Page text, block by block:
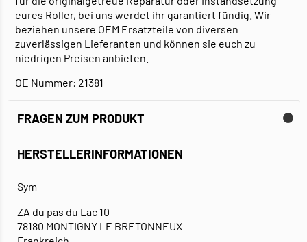
eures Roller, bei uns werdet ihr garantiert fündig. Wir
beziehen unsere OEM Ersatzteile von diversen
zuverlässigen Lieferanten und können sie euch zu
niedrigen Preisen anbieten.
OE Nummer: 21381
FRAGEN ZUM PRODUKT
HERSTELLERINFORMATIONEN
Sym
ZA du pas du Lac 10
78180 MONTIGNY LE BRETONNEUX